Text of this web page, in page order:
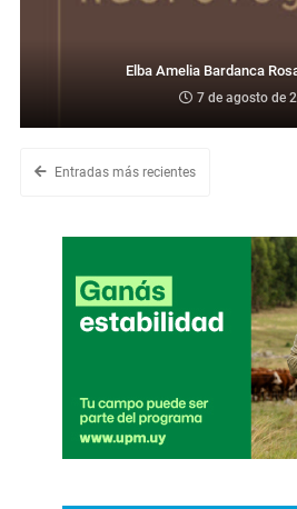
Elba Amelia Bardanca
7 de agosto de
Entradas más recientes